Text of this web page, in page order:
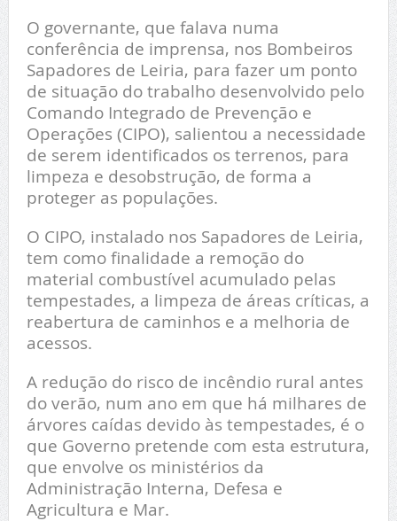
O governante, que falava numa
conferência de imprensa, nos Bombeiros
Sapadores de Leiria, para fazer um ponto
de situação do trabalho desenvolvido pelo
Comando Integrado de Prevenção e
Operações (CIPO), salientou a necessidade
de serem identificados os terrenos, para
limpeza e desobstrução, de forma a
proteger as populações.
O CIPO, instalado nos Sapadores de Leiria,
tem como finalidade a remoção do
material combustível acumulado pelas
tempestades, a limpeza de áreas críticas, a
reabertura de caminhos e a melhoria de
acessos.
A redução do risco de incêndio rural antes
do verão, num ano em que há milhares de
árvores caídas devido às tempestades, é o
que Governo pretende com esta estrutura,
que envolve os ministérios da
Administração Interna, Defesa e
Agricultura e Mar.